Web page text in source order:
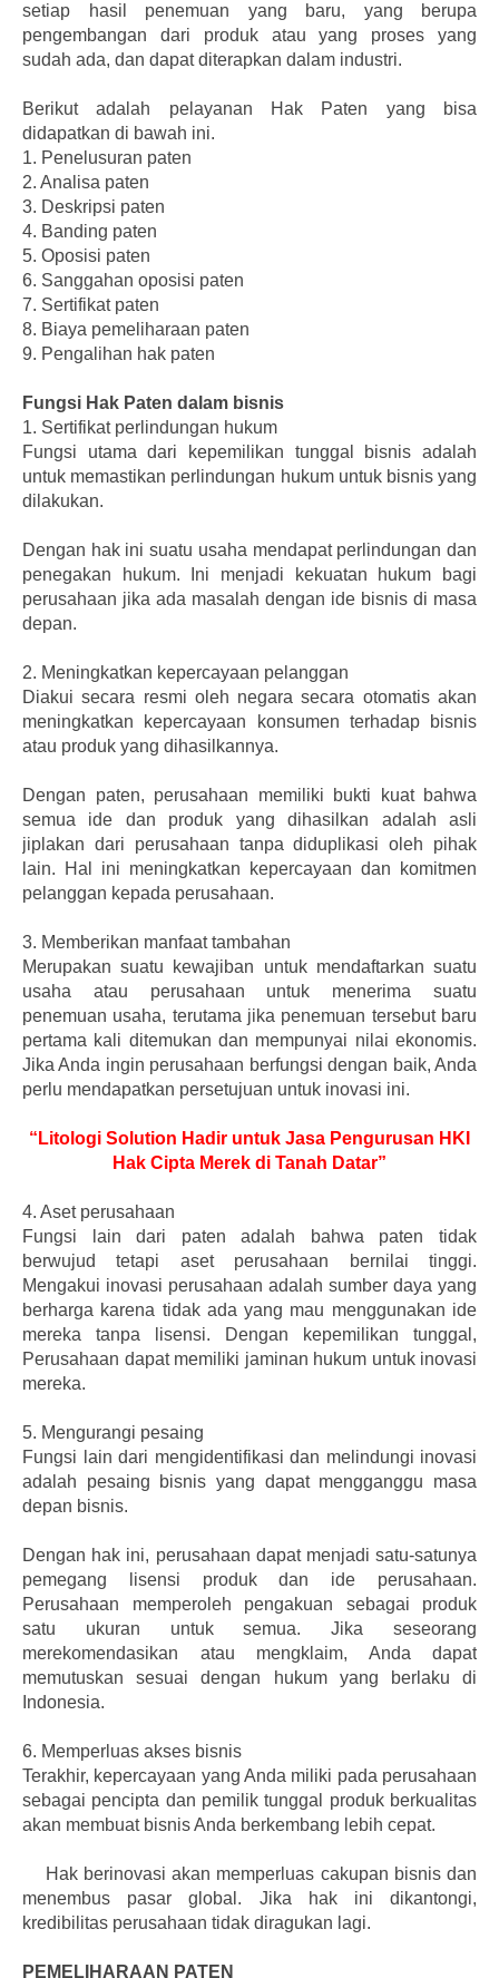
setiap hasil penemuan yang baru, yang berupa
pengembangan dari produk atau yang proses yang
sudah ada, dan dapat diterapkan dalam industri.
Berikut adalah pelayanan Hak Paten yang bisa
didapatkan di bawah ini.
1. Penelusuran paten
2. Analisa paten
3. Deskripsi paten
4. Banding paten
5. Oposisi paten
6. Sanggahan oposisi paten
7. Sertifikat paten
8. Biaya pemeliharaan paten
9. Pengalihan hak paten
Fungsi Hak Paten dalam bisnis
1. Sertifikat perlindungan hukum
Fungsi utama dari kepemilikan tunggal bisnis adalah
untuk memastikan perlindungan hukum untuk bisnis yang
dilakukan.
Dengan hak ini suatu usaha mendapat perlindungan dan
penegakan hukum. Ini menjadi kekuatan hukum bagi
perusahaan jika ada masalah dengan ide bisnis di masa
depan.
2. Meningkatkan kepercayaan pelanggan
Diakui secara resmi oleh negara secara otomatis akan
meningkatkan kepercayaan konsumen terhadap bisnis
atau produk yang dihasilkannya.
Dengan paten, perusahaan memiliki bukti kuat bahwa
semua ide dan produk yang dihasilkan adalah asli
jiplakan dari perusahaan tanpa diduplikasi oleh pihak
lain. Hal ini meningkatkan kepercayaan dan komitmen
pelanggan kepada perusahaan.
3. Memberikan manfaat tambahan
Merupakan suatu kewajiban untuk mendaftarkan suatu
usaha atau perusahaan untuk menerima suatu
penemuan usaha, terutama jika penemuan tersebut baru
pertama kali ditemukan dan mempunyai nilai ekonomis.
Jika Anda ingin perusahaan berfungsi dengan baik, Anda
perlu mendapatkan persetujuan untuk inovasi ini.
“Litologi Solution Hadir untuk Jasa Pengurusan HKI
Hak Cipta Merek di Tanah Datar”
4. Aset perusahaan
Fungsi lain dari paten adalah bahwa paten tidak
berwujud tetapi aset perusahaan bernilai tinggi.
Mengakui inovasi perusahaan adalah sumber daya yang
berharga karena tidak ada yang mau menggunakan ide
mereka tanpa lisensi. Dengan kepemilikan tunggal,
Perusahaan dapat memiliki jaminan hukum untuk inovasi
mereka.
5. Mengurangi pesaing
Fungsi lain dari mengidentifikasi dan melindungi inovasi
adalah pesaing bisnis yang dapat mengganggu masa
depan bisnis.
Dengan hak ini, perusahaan dapat menjadi satu-satunya
pemegang lisensi produk dan ide perusahaan.
Perusahaan memperoleh pengakuan sebagai produk
satu ukuran untuk semua. Jika seseorang
merekomendasikan atau mengklaim, Anda dapat
memutuskan sesuai dengan hukum yang berlaku di
Indonesia.
6. Memperluas akses bisnis
Terakhir, kepercayaan yang Anda miliki pada perusahaan
sebagai pencipta dan pemilik tunggal produk berkualitas
akan membuat bisnis Anda berkembang lebih cepat.
Hak berinovasi akan memperluas cakupan bisnis dan
menembus pasar global. Jika hak ini dikantongi,
kredibilitas perusahaan tidak diragukan lagi.
PEMELIHARAAN PATEN